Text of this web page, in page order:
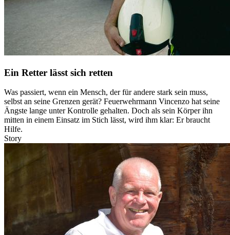
Ein Retter lässt sich retten
Was passiert, wenn ein Mensch, der für andere stark sein muss,
selbst an seine Grenzen gerät? Feuerwehrmann Vincenzo hat seine
Ängste lange unter Kontrolle gehalten. Doch als sein Körper ihn
mitten in einem Einsatz im Stich lässt, wird ihm klar: Er braucht
Hilfe.
Story